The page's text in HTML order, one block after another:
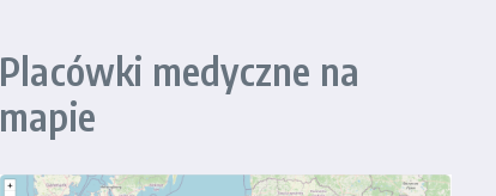
Placówki medyczne na
mapie